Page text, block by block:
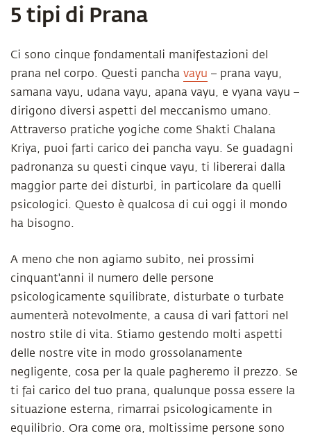
5 tipi di Prana
Ci sono cinque fondamentali manifestazioni del
prana nel corpo. Questi pancha vayu – prana vayu,
samana vayu, udana vayu, apana vayu, e vyana vayu –
dirigono diversi aspetti del meccanismo umano.
Attraverso pratiche yogiche come Shakti Chalana
Kriya, puoi farti carico dei pancha vayu. Se guadagni
padronanza su questi cinque vayu, ti libererai dalla
maggior parte dei disturbi, in particolare da quelli
psicologici. Questo è qualcosa di cui oggi il mondo
ha bisogno.
A meno che non agiamo subito, nei prossimi
cinquant'anni il numero delle persone
psicologicamente squilibrate, disturbate o turbate
aumenterà notevolmente, a causa di vari fattori nel
nostro stile di vita. Stiamo gestendo molti aspetti
delle nostre vite in modo grossolanamente
negligente, cosa per la quale pagheremo il prezzo. Se
ti fai carico del tuo prana, qualunque possa essere la
situazione esterna, rimarrai psicologicamente in
equilibrio. Ora come ora, moltissime persone sono